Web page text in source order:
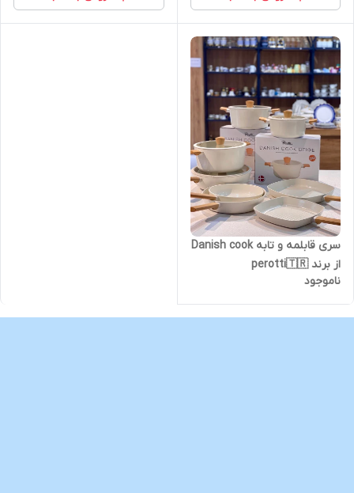
سری قابلمه و تابه Danish cook
از برند perotti🇹🇷
ناموجود